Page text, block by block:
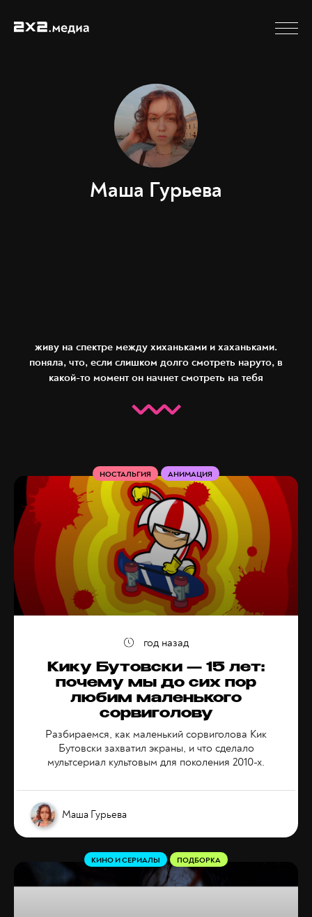
Маша Гурьева
живу на спектре между хиханьками и хаханьками.
поняла, что, если слишком долго смотреть наруто, в
какой-то момент он начнет смотреть на тебя
Кику Бутовски — 15 лет:
почему мы до сих пор
любим маленького
сорвиголову
Разбираемся, как маленький сорвиголова Кик
Бутовски захватил экраны, и что сделало
мультсериал культовым для поколения 2010-х.
НОСТАЛЬГИЯ АНИМАЦИЯ
Маша Гурьева
год назад
КИНО И СЕРИАЛЫ ПОДБОРКА